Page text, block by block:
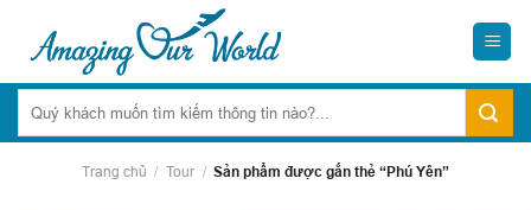
Trang chủ / Tour / Sản phẩm được gắn thẻ “Phú Yên”